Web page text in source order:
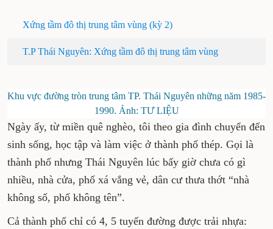
Xứng tầm đô thị trung tâm vùng (kỳ 2)
T.P Thái Nguyên: Xứng tầm đô thị trung tâm vùng
Khu vực đường tròn trung tâm TP. Thái Nguyên những năm 1985-
1990. Ảnh: TƯ LIỆU
Ngày ấy, từ miền quê nghèo, tôi theo gia đình chuyển đến
sinh sống, học tập và làm việc ở thành phố thép. Gọi là
thành phố nhưng Thái Nguyên lúc bấy giờ chưa có gì
nhiều, nhà cửa, phố xá vắng vẻ, dân cư thưa thớt “nhà
không số, phố không tên”.
Cả thành phố chỉ có 4, 5 tuyến đường được trải nhựa: